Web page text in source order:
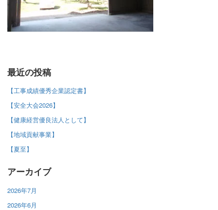
最近の投稿
【工事成績優秀企業認定書】
【安全大会2026】
【健康経営優良法人として】
【地域貢献事業】
【夏至】
アーカイブ
2026年7月
2026年6月